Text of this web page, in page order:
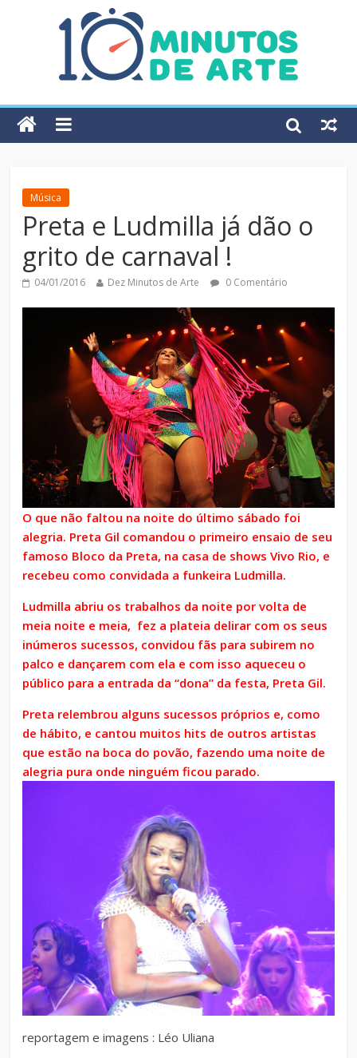
Música
Preta e Ludmilla já dão o
grito de carnaval !
04/01/2016 Dez Minutos de Arte 0 Comentário
O que não faltou na noite do último sábado foi
alegria. Preta Gil comandou o primeiro ensaio de seu
famoso Bloco da Preta, na casa de shows Vivo Rio, e
recebeu como convidada a funkeira Ludmilla.
Ludmilla abriu os trabalhos da noite por volta de
meia noite e meia, fez a plateia delirar com os seus
inúmeros sucessos, convidou fãs para subirem no
palco e dançarem com ela e com isso aqueceu o
público para a entrada da “dona” da festa, Preta Gil.
Preta relembrou alguns sucessos próprios e, como
de hábito, e cantou muitos hits de outros artistas
que estão na boca do povão, fazendo uma noite de
alegria pura onde ninguém ficou parado.
reportagem e imagens : Léo Uliana